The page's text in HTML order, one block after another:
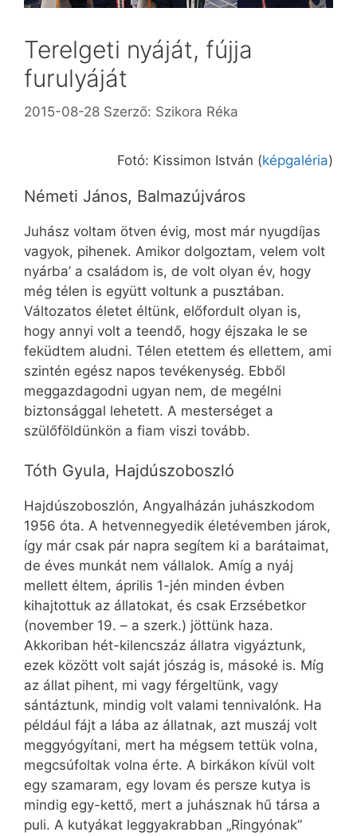
Terelgeti nyáját, fújja
furulyáját
2015-08-28 Szerző: Szikora Réka
Fotó: Kissimon István (képgaléria)
Németi János, Balmazújváros
Juhász voltam ötven évig, most már nyugdíjas
vagyok, pihenek. Amikor dolgoztam, velem volt
nyárba’ a családom is, de volt olyan év, hogy
még télen is együtt voltunk a pusztában.
Változatos életet éltünk, előfordult olyan is,
hogy annyi volt a teendő, hogy éjszaka le se
feküdtem aludni. Télen etettem és ellettem, ami
szintén egész napos tevékenység. Ebből
meggazdagodni ugyan nem, de megélni
biztonsággal lehetett. A mesterséget a
szülőföldünkön a fiam viszi tovább.
Tóth Gyula, Hajdúszoboszló
Hajdúszoboszlón, Angyalházán juhászkodom
1956 óta. A hetvennegyedik életévemben járok,
így már csak pár napra segítem ki a barátaimat,
de éves munkát nem vállalok. Amíg a nyáj
mellett éltem, április 1-jén minden évben
kihajtottuk az állatokat, és csak Erzsébetkor
(november 19. – a szerk.) jöttünk haza.
Akkoriban hét-kilencszáz állatra vigyáztunk,
ezek között volt saját jószág is, másoké is. Míg
az állat pihent, mi vagy férgeltünk, vagy
sántáztunk, mindig volt valami tennivalónk. Ha
például fájt a lába az állatnak, azt muszáj volt
meggyógyítani, mert ha mégsem tettük volna,
megcsúfoltak volna érte. A birkákon kívül volt
egy szamaram, egy lovam és persze kutya is
mindig egy-kettő, mert a juhásznak hű társa a
puli. A kutyákat leggyakrabban „Ringyónak”